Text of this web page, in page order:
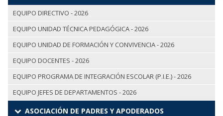
EQUIPO DIRECTIVO - 2026
EQUIPO UNIDAD TÉCNICA PEDAGÓGICA - 2026
EQUIPO UNIDAD DE FORMACIÓN Y CONVIVENCIA - 2026
EQUIPO DOCENTES - 2026
EQUIPO PROGRAMA DE INTEGRACIÓN ESCOLAR (P.I.E.) - 2026
EQUIPO JEFES DE DEPARTAMENTOS - 2026
ASOCIACIÓN DE PADRES Y APODERADOS